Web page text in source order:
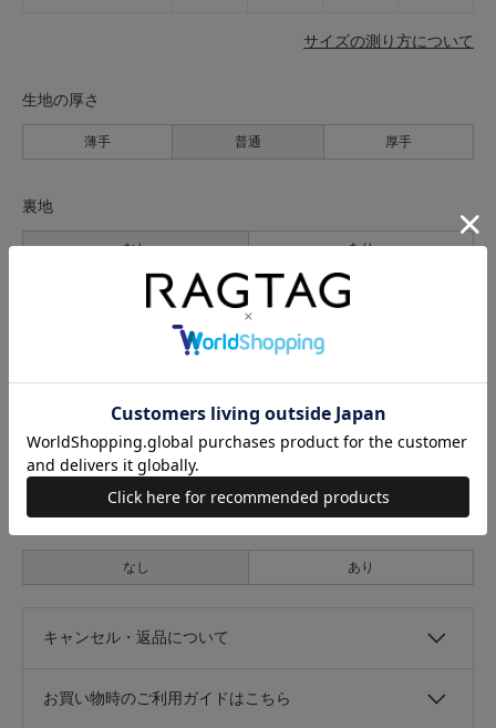
サイズの測り方について
生地の厚さ
薄手 普通 厚手
裏地
なし あり
なし
なし あり
キャンセル・返品について
お買い物時のご利用ガイドはこちら